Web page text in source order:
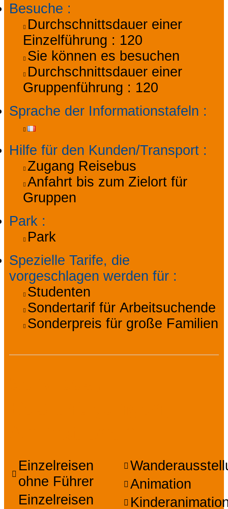
Besuche :
Durchschnittsdauer einer
Einzelführung : 120
Sie können es besuchen
Durchschnittsdauer einer
Gruppenführung : 120
Sprache der Informationstafeln :
Hilfe für den Kunden/Transport :
Zugang Reisebus
Anfahrt bis zum Zielort für
Gruppen
Park :
Park
Spezielle Tarife, die
vorgeschlagen werden für :
Studenten
Sondertarif für Arbeitsuchende
Sonderpreis für große Familien
Einzelreisen
ohne Führer
Einzelreisen
Animation